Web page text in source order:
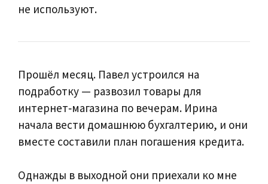
не используют.
Прошёл месяц. Павел устроился на
подработку — развозил товары для
интернет‑магазина по вечерам. Ирина
начала вести домашнюю бухгалтерию, и они
вместе составили план погашения кредита.
Однажды в выходной они приехали ко мне